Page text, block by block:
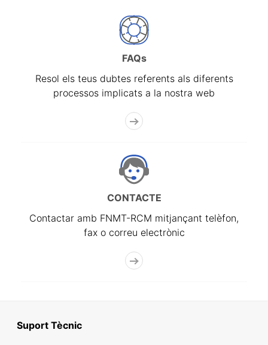
FAQs
Resol els teus dubtes referents als diferents
processos implicats a la nostra web
CONTACTE
Contactar amb FNMT-RCM mitjançant telèfon,
fax o correu electrònic
Suport Tècnic